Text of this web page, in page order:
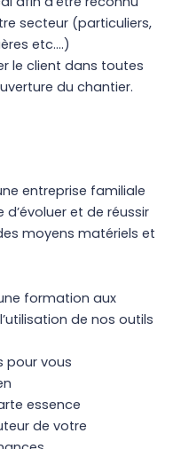
secteur (particuliers,
etc….)
le client dans toutes
du chantier.
entreprise familiale
et de réussir
moyens matériels et
formation aux
de nos outils
pour vous
essence
de votre